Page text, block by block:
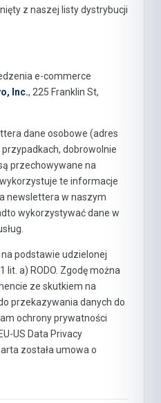
z naszej listy dystrybucji
e-commerce
Inc., 225 Franklin St,
dane osobowe (adres
dobrowolnie
przechowywane na
te informacje
newslettera w naszym
wykorzystywać dane w
podstawie udzielonej
lit. a) RODO. Zgodę można
ze skutkiem na
przekazywania danych do
ochrony prywatności
US Data Privacy
została umowa o